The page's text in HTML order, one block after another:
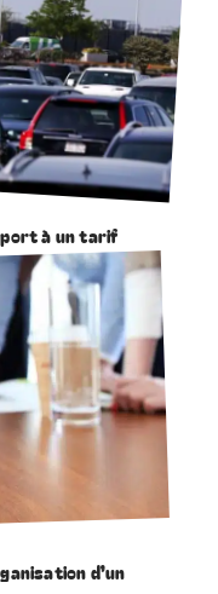
à un tarif
d’un